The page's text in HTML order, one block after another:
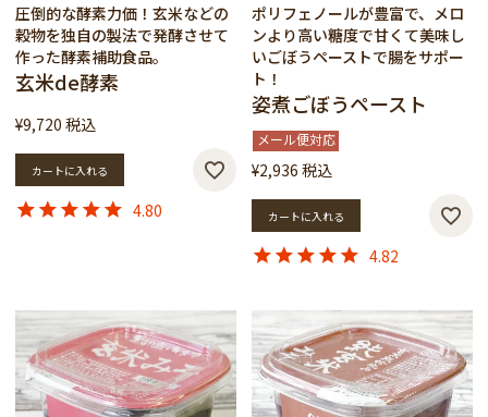
圧倒的な酵素力価！玄米などの
穀物を独自の製法で発酵させて
作った酵素補助食品。
玄米de酵素
¥9,720 税込
カートに入れる
4.80
ポリフェノールが豊富で、メロ
ンより高い糖度で甘くて美味し
いごぼうペーストで腸をサポー
ト！
姿煮ごぼうペースト
メール便対応
¥2,936 税込
カートに入れる
4.82